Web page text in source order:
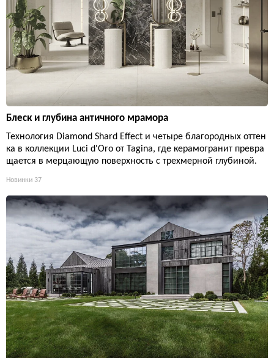
Блеск и глубина античного мрамора
Технология Diamond Shard Effect и четыре благородных оттен
ка в коллекции Luci d'Oro от Tagina, где керамогранит превра
щается в мерцающую поверхность с трехмерной глубиной.
Новинки 37